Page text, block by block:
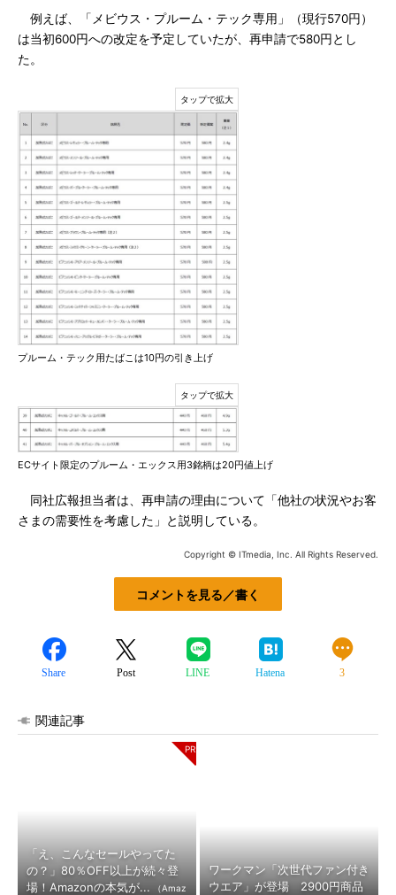
例えば、「メビウス・プルーム・テック専用」（現行570円）
は当初600円への改定を予定していたが、再申請で580円とし
た。
プルーム・テック用たばこは10円の引き上げ
ECサイト限定のプルーム・エックス用3銘柄は20円値上げ
同社広報担当者は、再申請の理由について「他社の状況やお客
さまの需要性を考慮した」と説明している。
Copyright © ITmedia, Inc. All Rights Reserved.
コメントを見る／書く
Share Post LINE Hatena 3
関連記事
「え、こんなセールやってた
の？」80％OFF以上が続々登
場！Amazonの本気が...
（Amaz
ワークマン「次世代ファン付き
ウエア」が登場 2900円商品